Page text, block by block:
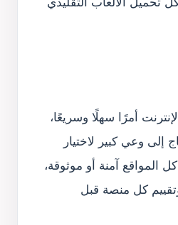
أمرًا سهلًا وسريعًا،
إلى وعي كبير لاختيار
المواقع آمنة أو موثوقة،
كل منصة قبل